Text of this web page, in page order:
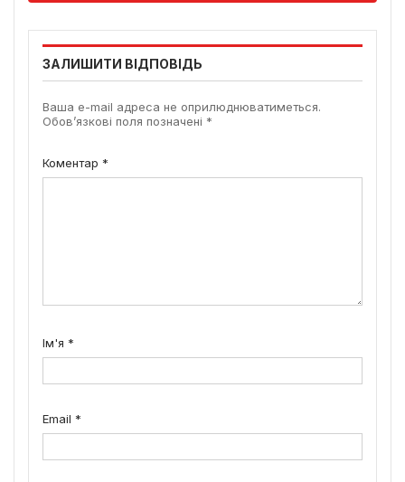
ЗАЛИШИТИ ВІДПОВІДЬ
Ваша e-mail адреса не оприлюднюватиметься.
Обов’язкові поля позначені *
Коментар *
Ім'я *
Email *